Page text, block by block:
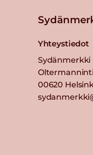
Yhteystiedot
Sydänmerkki
00620